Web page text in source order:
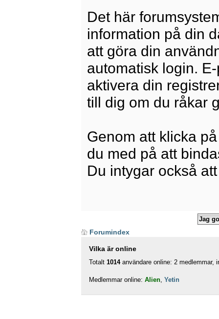
Det här
information på din
att göra din
automatisk login.
aktivera din
till dig om du råkar
Genom att klicka
du med på att
Du intygar också
Forumindex
Vilka är online
Totalt 1014användare online: 2 medlemmar,
Medlemmar online: Alien Yetin